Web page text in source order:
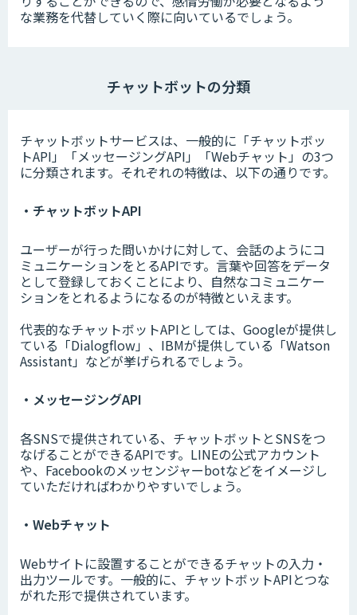
な業務を代替していく際に向いているでしょう。
チャットボットの分類
チャットボットサービスは、一般的に「チャットボッ
トAPI」「メッセージングAPI」「Webチャット」の3つ
に分類されます。それぞれの特徴は、以下の通りです。
・チャットボットAPI
ユーザーが行った問いかけに対して、会話のようにコ
ミュニケーションをとるAPIです。言葉や回答をデータ
として登録しておくことにより、自然なコミュニケー
ションをとれるようになるのが特徴といえます。
代表的なチャットボットAPIとしては、Googleが提供し
ている「Dialogflow」、IBMが提供している「Watson
Assistant」などが挙げられるでしょう。
・メッセージングAPI
各SNSで提供されている、チャットボットとSNSをつ
なげることができるAPIです。LINEの公式アカウント
や、Facebookのメッセンジャーbotなどをイメージし
ていただければわかりやすいでしょう。
・Webチャット
Webサイトに設置することができるチャットの入力・
出力ツールです。一般的に、チャットボットAPIとつな
がれた形で提供されています。